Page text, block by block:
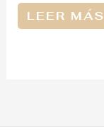
LEER MÁS